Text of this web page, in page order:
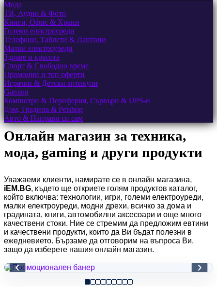
Мода
ТВ, Аудио & Фото
Книги, Офис & Храни
Големи електроуреди
Телефони, Таблети & Лаптопи
Малки електроуреди
Здраве и красота
Спорт & Свободно време
Промоции и топ оферти
Играчки & Детски артикули
Gaming
Компютри & Периферия, Сървъри & UPS-и
Дом, Градина & Petshop
Авто & Направи си сам
Онлайн магазин за техника,
мода, gaming и други продукти
Уважаеми клиенти, намирате се в онлайн магазина,
iEM.BG, където ще откриете голям продуктов каталог,
който включва: технологии, игри, големи електроуреди,
малки електроуреди, модни дрехи, всичко за дома и
градината, книги, автомобилни аксесоари и още много
качествени стоки. Ние се стремим да предложим евтини
и качествени продукти, които да Ви бъдат полезни в
ежедневието. Бързаме да отговорим на въпроса Ви,
защо да изберете нашия онлайн магазин.
‹ ›